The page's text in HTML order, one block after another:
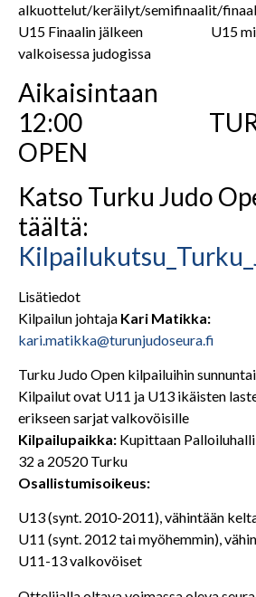
alkuottelut/keräilyt/semifinaalit/
U15 Finaalin jälkeen U15
valkoisessa judogissa
Aikaisintaan
12:00
OPEN
Katso Turku Judo
täältä:
Lisätiedot
Kilpailun johtaja Kari Matikka:
kari.matikka@turunjudoseura.fi
Turku Judo Open kilpailuihin
Kilpailut ovat U11 ja U13 ikäisten
erikseen sarjat valkovöisille
Kilpailupaikka: Kupittaan
32 a 20520 Turku
Osallistumisoikeus:
U13 (synt. 2010-2011), vähintään
U11 (synt. 2012 tai myöhemmin),
U11-13 valkovöiset